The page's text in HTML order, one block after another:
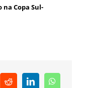
na Copa Sul-
RedditLinkedIn